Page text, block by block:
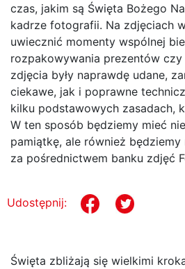
czas, jakim są Święta Bożego
kadrze fotografii. Na zdjęciach
uwiecznić momenty wspólnej
rozpakowywania prezentów
zdjęcia były naprawdę udane,
ciekawe, jak i poprawne
kilku podstawowych zasadach,
W ten sposób będziemy mieć
pamiątkę, ale również
za pośrednictwem banku zdjęć
Udostępnij:
Święta zbliżają się wielkimi